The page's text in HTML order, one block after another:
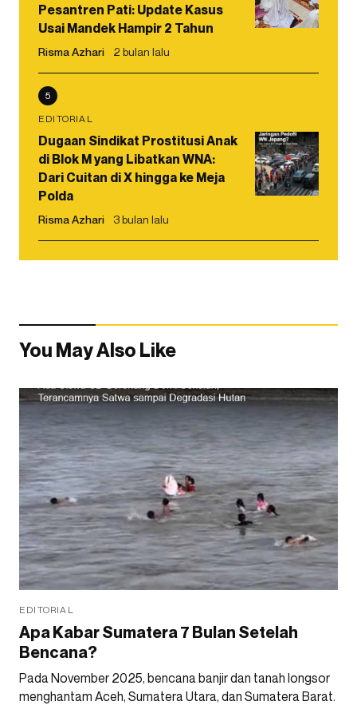
Pesantren Pati: Update Kasus
Usai Mandek Hampir 2 Tahun
Risma Azhari 2 bulan lalu
5
EDITORIAL
Dugaan Sindikat Prostitusi Anak
di Blok M yang Libatkan WNA:
Dari Cuitan di X hingga ke Meja
Polda
Risma Azhari 3 bulan lalu
You May Also Like
EDITORIAL
Apa Kabar Sumatera 7 Bulan Setelah
Bencana?
Pada November 2025, bencana banjir dan tanah longsor
menghantam Aceh, Sumatera Utara, dan Sumatera Barat.